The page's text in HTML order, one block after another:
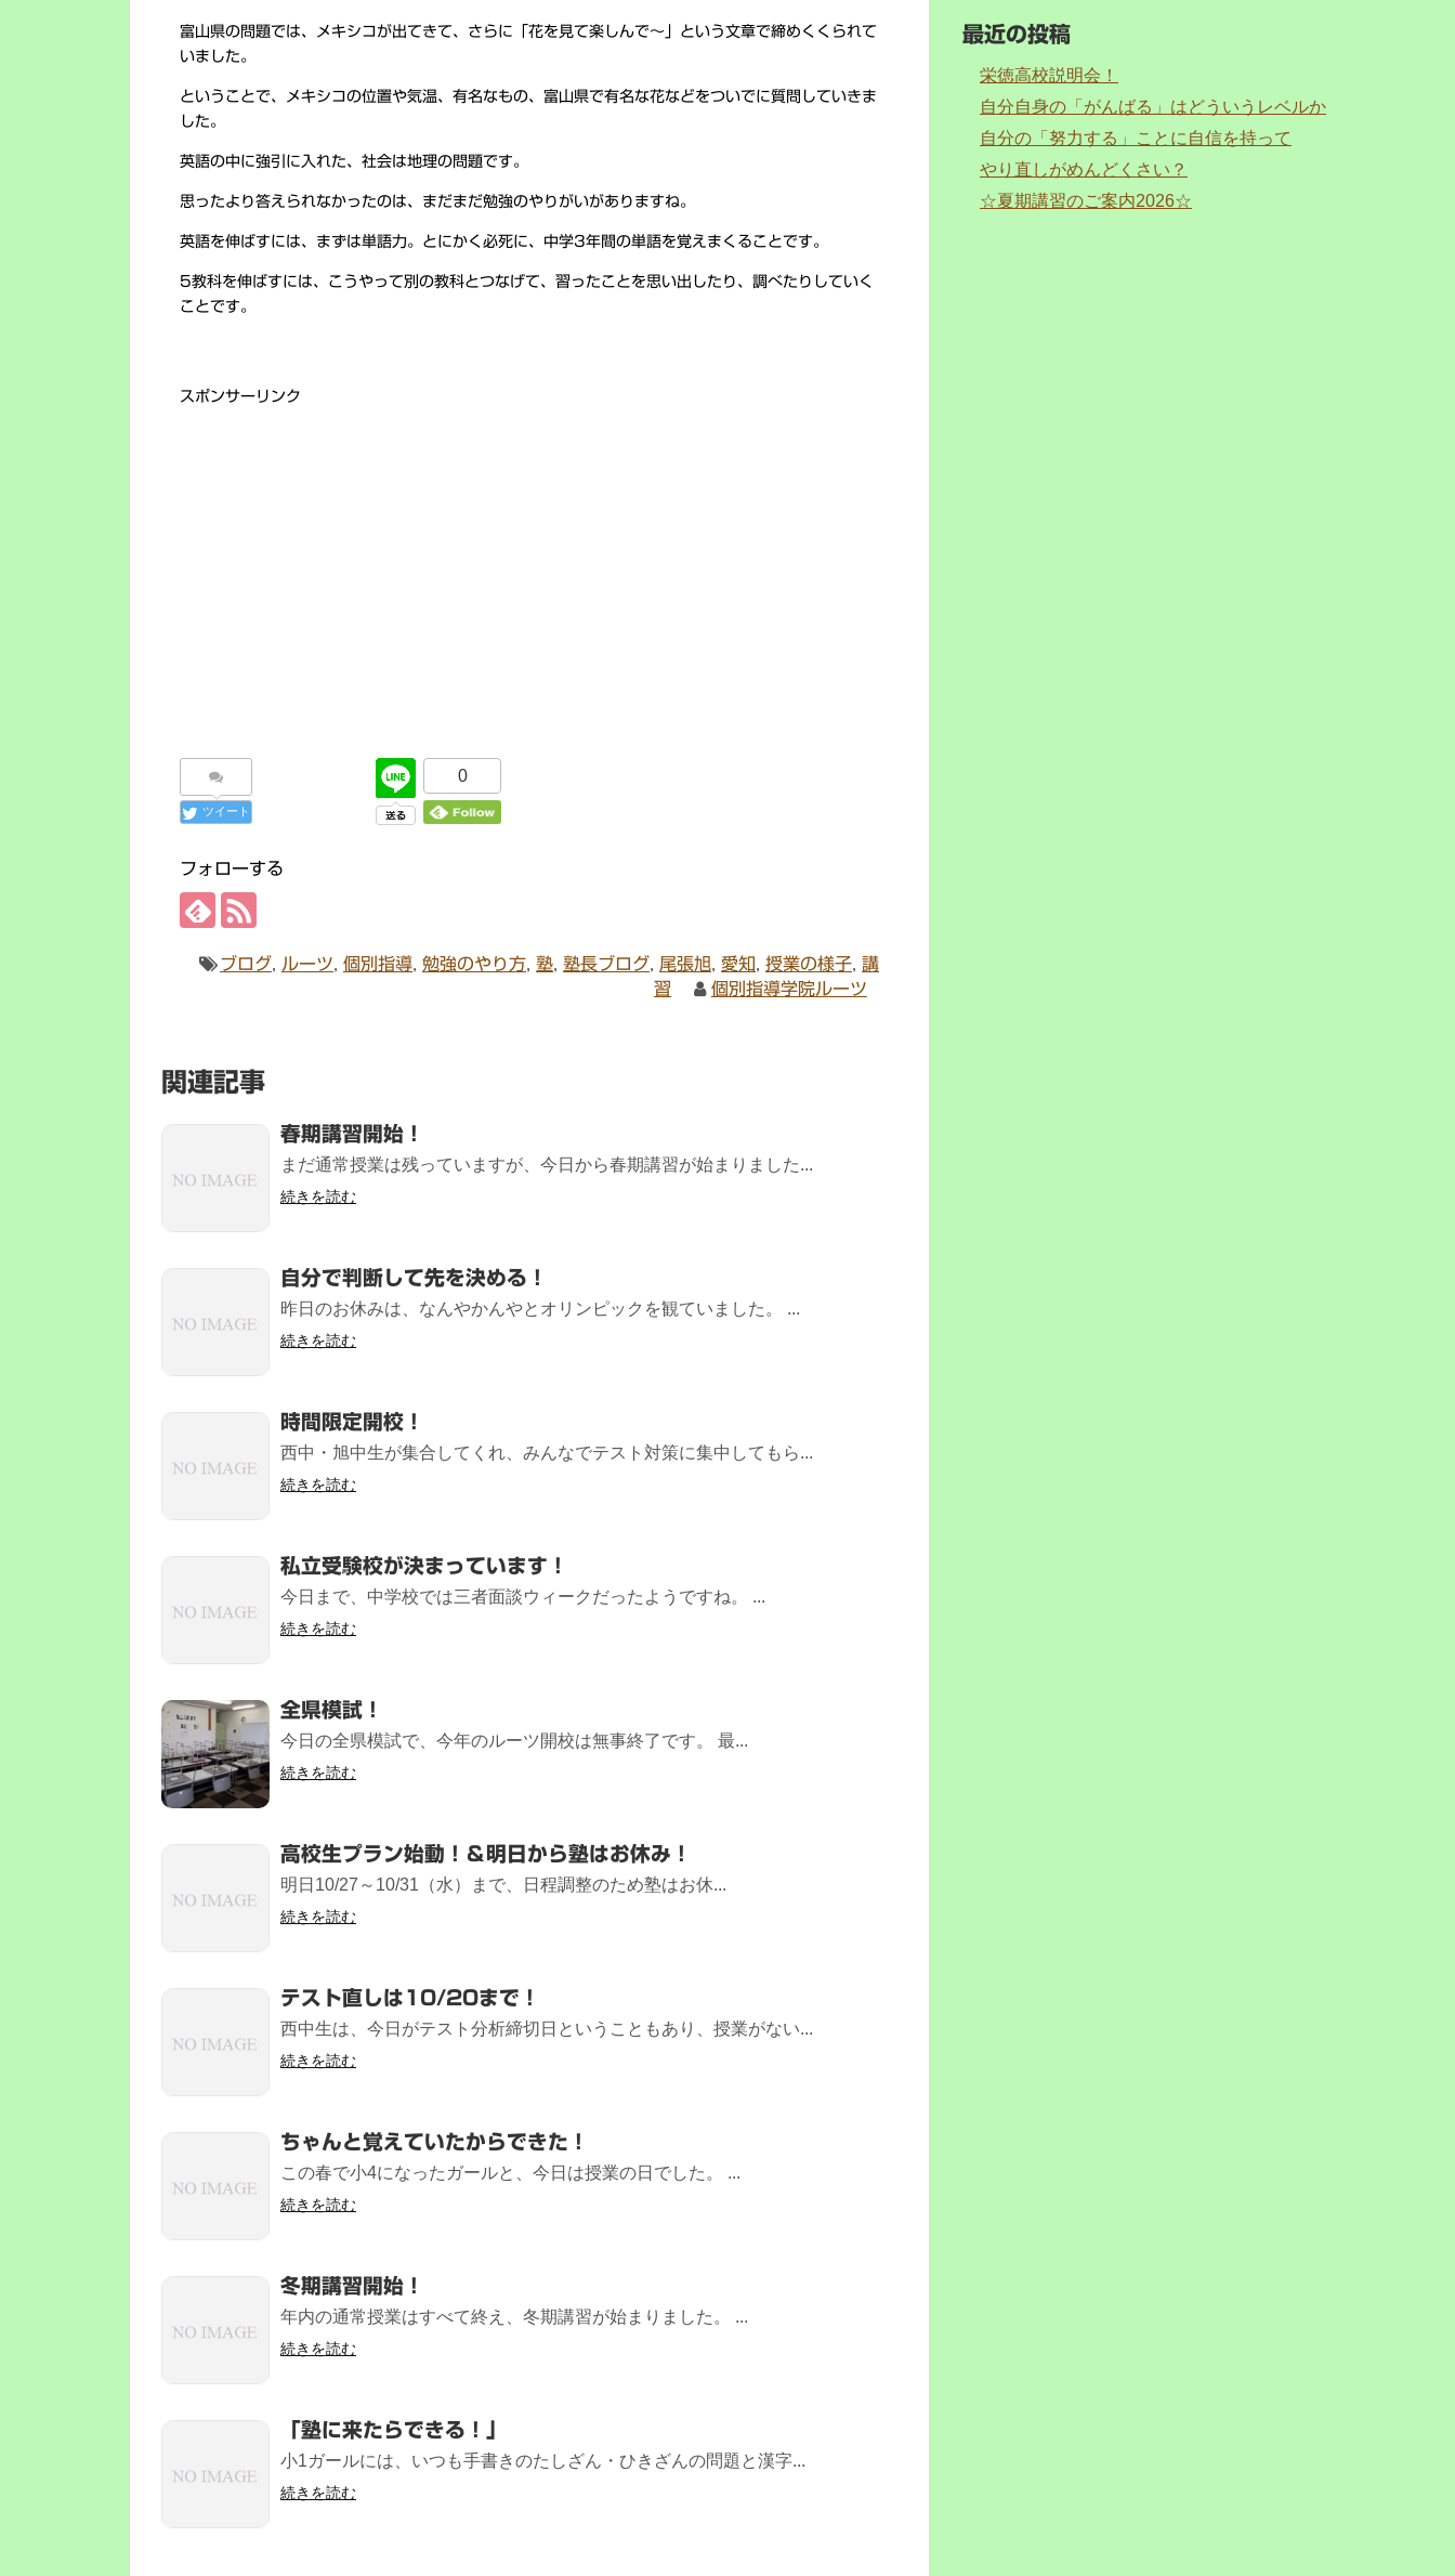
富山県の問題では、メキシコが出てきて、さらに「花を見て楽しんで～」という文章で締めくくられて
いました。
ということで、メキシコの位置や気温、有名なもの、富山県で有名な花などをついでに質問していきま
した。
英語の中に強引に入れた、社会は地理の問題です。
思ったより答えられなかったのは、まだまだ勉強のやりがいがありますね。
英語を伸ばすには、まずは単語力。とにかく必死に、中学3年間の単語を覚えまくることです。
5教科を伸ばすには、こうやって別の教科とつなげて、習ったことを思い出したり、調べたりしていく
ことです。
スポンサーリンク
ツイート
0
フォローする
ブログ ルーツ 個別指導 勉強のやり方 塾 塾長ブログ 尾張旭 愛知 授業の様子 講
習
個別指導学院ルーツ
関連記事
春期講習開始！
まだ通常授業は残っていますが、今日から春期講習が始まりました...
続きを読む
自分で判断して先を決める！
昨日のお休みは、なんやかんやとオリンピックを観ていました。 ...
続きを読む
時間限定開校！
西中・旭中生が集合してくれ、みんなでテスト対策に集中してもら...
続きを読む
私立受験校が決まっています！
今日まで、中学校では三者面談ウィークだったようですね。 ...
続きを読む
全県模試！
今日の全県模試で、今年のルーツ開校は無事終了です。 最...
続きを読む
高校生プラン始動！＆明日から塾はお休み！
明日10/27～10/31（水）まで、日程調整のため塾はお休...
続きを読む
テスト直しは10/20まで！
西中生は、今日がテスト分析締切日ということもあり、授業がない...
続きを読む
ちゃんと覚えていたからできた！
この春で小4になったガールと、今日は授業の日でした。 ...
続きを読む
冬期講習開始！
年内の通常授業はすべて終え、冬期講習が始まりました。 ...
続きを読む
「塾に来たらできる！」
小1ガールには、いつも手書きのたしざん・ひきざんの問題と漢字...
続きを読む
最近の投稿
栄徳高校説明会！
自分自身の「がんばる」はどういうレベルか
自分の「努力する」ことに自信を持って
やり直しがめんどくさい？
☆夏期講習のご案内2026☆